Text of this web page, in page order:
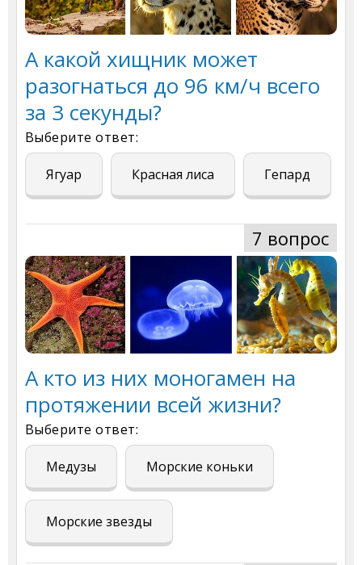
А какой хищник может
разогнаться до 96 км/ч всего
за 3 секунды?
Выберите ответ:
Ягуар Красная лиса Гепард
7 вопрос
А кто из них моногамен на
протяжении всей жизни?
Выберите ответ:
Медузы Морские коньки
Морские звезды